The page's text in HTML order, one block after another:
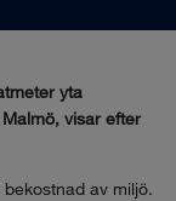
yta
visar efter
av miljö.